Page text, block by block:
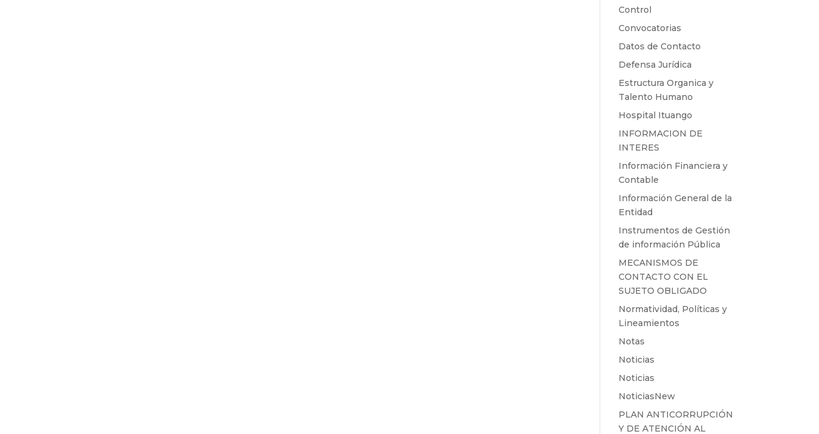
Control
Convocatorias
Datos de Contacto
Defensa Jurídica
Estructura Organica y
Talento Humano
Hospital Ituango
INFORMACION DE
INTERES
Información Financiera y
Contable
Información General de la
Entidad
Instrumentos de Gestión
de información Pública
MECANISMOS DE
CONTACTO CON EL
SUJETO OBLIGADO
Normatividad, Políticas y
Lineamientos
Notas
Noticias
Noticias
NoticiasNew
PLAN ANTICORRUPCIÓN
Y DE ATENCIÓN AL